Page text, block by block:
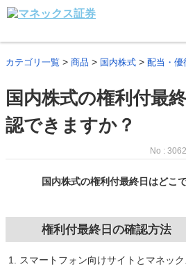
カテゴリ一覧 > 商品 > 国内株式 > 配当・優
国内株式の権利付最
認できますか？
No : 3062
国内株式の権利付最終日はどこ
権利付最終日の確認方法
スマートフォン向けサイトとマネッ